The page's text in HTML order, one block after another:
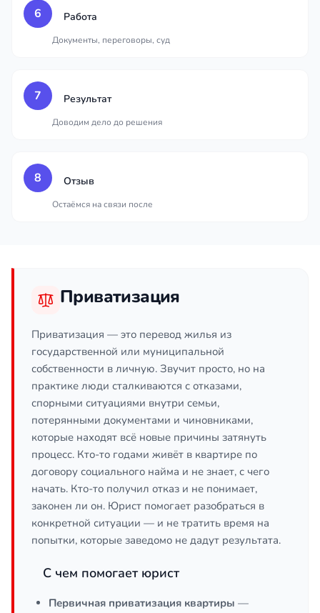
6 Работа
Документы, переговоры, суд
7 Результат
Доводим дело до решения
8 Отзыв
Остаёмся на связи после
Приватизация
Приватизация — это перевод жилья из
государственной или муниципальной
собственности в личную. Звучит просто, но на
практике люди сталкиваются с отказами,
спорными ситуациями внутри семьи,
потерянными документами и чиновниками,
которые находят всё новые причины затянуть
процесс. Кто-то годами живёт в квартире по
договору социального найма и не знает, с чего
начать. Кто-то получил отказ и не понимает,
законен ли он. Юрист помогает разобраться в
конкретной ситуации — и не тратить время на
попытки, которые заведомо не дадут результата.
С чем помогает юрист
Первичная приватизация квартиры —